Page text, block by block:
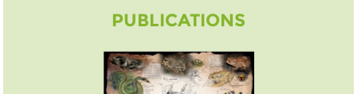
PUBLICATIONS